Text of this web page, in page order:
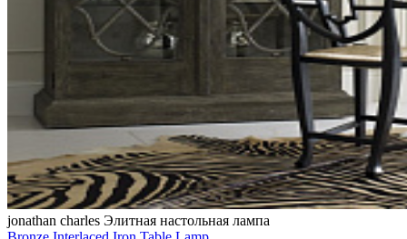
jonathan charles Элитная настольная лампа